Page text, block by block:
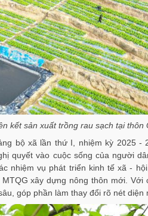
kết sản xuất trồng rau sạch tại thôn
bộ xã lần thứ I, nhiệm kỳ 2025 -
quyết vào cuộc sống của người
nhiệm vụ phát triển kinh tế xã -
xây dựng nông thôn mới. Với
góp phần làm thay đổi rõ nét diện